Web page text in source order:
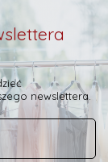
newslettera.